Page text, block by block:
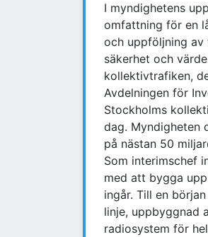
I myndighetens
omfattning för en
och uppföljning
säkerhet och
kollektivtrafiken,
Avdelningen för
Stockholms
dag. Myndigheten
på nästan 50
Som interimschef
med att bygga
ingår. Till en
linje, uppbyggnad
radiosystem för